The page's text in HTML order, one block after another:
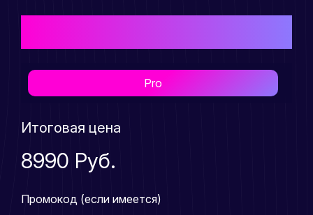
Pro
Итоговая цена
8990 Руб.
Промокод (если имеется)